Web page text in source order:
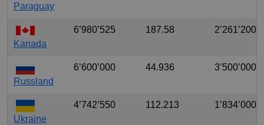
Paraguay
Kanada
6’980’525 187.58 2’261’200
Russland
6’600’000 44.936 3’500’000
Ukraine
4’742’550 112.213 1’834’000